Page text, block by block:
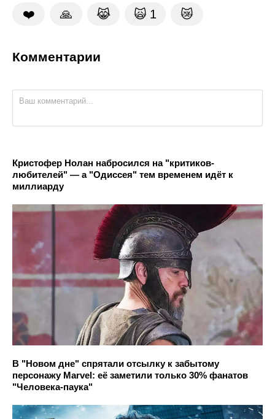
❤️ 🙏 😹 🙀 1 😿
Комментарии
Кристофер Нолан набросился на "критиков-
любителей" — а "Одиссея" тем временем идёт к
миллиарду
В "Новом дне" спрятали отсылку к забытому
персонажу Marvel: её заметили только 30% фанатов
"Человека-паука"